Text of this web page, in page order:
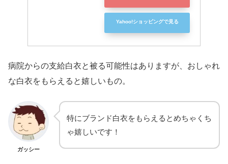
Yahoo!ショッピングで見る
病院からの支給白衣と被る可能性はありますが、おしゃれ
な白衣をもらえると嬉しいもの。
ガッシー
特にブランド白衣をもらえるとめちゃくち
ゃ嬉しいです！